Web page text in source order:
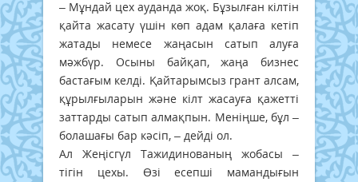
– Мұндай цех ауданда жоқ. Бұзылған кілтін
қайта жасату үшін көп адам қалаға кетіп
жатады немесе жаңасын сатып алуға
мәжбүр. Осыны байқап, жаңа бизнес
бастағым келді. Қайтарымсыз грант алсам,
құрылғыларын және кілт жасауға қажетті
заттарды сатып алмақпын. Меніңше, бұл –
болашағы бар кәсіп, – дейді ол.
Ал Жеңісгүл Тажидинованың жобасы –
тігін цехы. Өзі есепші мамандығын